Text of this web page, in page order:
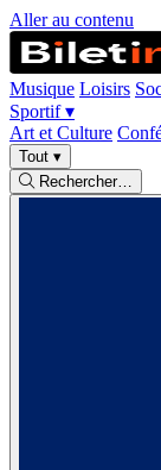
Aller au contenu
Musique Loisirs
Sportif▾
Art et Culture
Tout ▾
Rechercher…